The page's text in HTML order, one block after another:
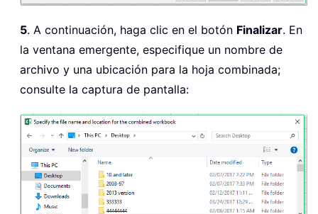
5. A continuación, haga clic en el botón Finalizar. En
la ventana emergente, especifique un nombre de
archivo y una ubicación para la hoja combinada;
consulte la captura de pantalla: